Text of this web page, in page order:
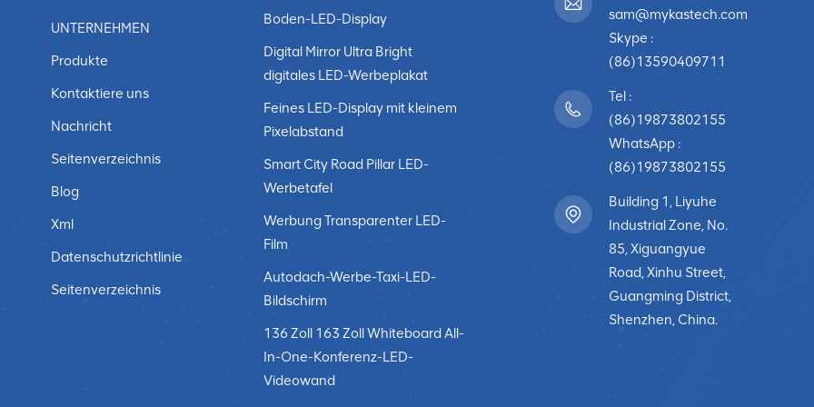
Unternehmen, ihre Sitzungssaaltechnologie an ihre individuellen Anforderungen anzupassen. Abschließend, LED-
Anzeigen stehen an der Spitze der glänzenden Zukunft der Vorstandstechnologie für Fortune-500-Unternehmen. Sie
verbessern die Kommunikation, bieten vielseitige Optionen zur Anzeige von Inhalten und bieten kostengünstige
wie die Mykas-LED-Wandlösung für Sitzungssäle. Da sich Unternehmensumgebungen ständig weiterentwickeln, werden
LED-Anzeigen weiterhin ein entscheidendes Element bei der Schaffung ansprechenderer, informativerer und
dynamischerer Sitzungserlebnisse bleiben, die zu besseren Entscheidungen und Geschäftsergebnissen führen.
UNTERNEHMEN
Produkte
Kontaktiere uns
Nachricht
Seitenverzeichnis
Blog
Xml
Datenschutzrichtlinie
Seitenverzeichnis
Boden-LED-Display
Digital Mirror Ultra Bright
digitales LED-Werbeplakat
Feines LED-Display mit kleinem
Pixelabstand
Smart City Road Pillar LED-
Werbetafel
Werbung Transparenter LED-
Film
Autodach-Werbe-Taxi-LED-
Bildschirm
136 Zoll 163 Zoll Whiteboard All-
In-One-Konferenz-LED-
Videowand
sam@mykastech.com
Skype :
(86)13590409711
Tel :
(86)19873802155
WhatsApp :
(86)19873802155
Building 1, Liyuhe
Industrial Zone, No.
85, Xiguangyue
Road, Xinhu Street,
Guangming District,
Shenzhen, China.